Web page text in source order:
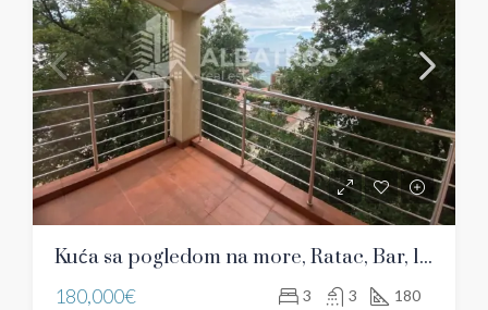
Kuća sa pogledom na more, Ratac, Bar, 180 m
180,000€ 3 3 180